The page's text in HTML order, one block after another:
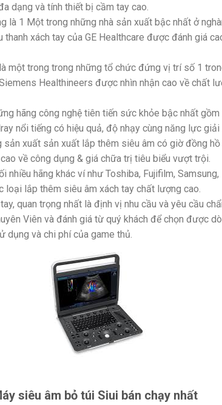
dạng và tính thiết bị cầm tay cao.
là 1 Một trong những nhà sản xuất bậc nhất ở
thanh xách tay của GE Healthcare được đánh giá
một trong trong những tổ chức đứng vị trí số 1
Healthineers được nhìn nhận cao về chất
hãng công nghệ tiên tiến sức khỏe bậc nhất
nổi tiếng có hiệu quả, độ nhạy cùng năng lực giải
sản xuất sản xuất lắp thêm siêu âm có giờ đồng hồ
về công dụng & giá chữa trị tiêu biểu vượt trội.
nhiều hãng khác ví như Toshiba, Fujifilm, Samsung,
loại lắp thêm siêu âm xách tay chất lượng cao.
quan trọng nhất là định vị nhu cầu và yêu cầu
Viên và đánh giá từ quý khách để chọn được
dụng và chi phí của game thủ.
siêu âm bỏ túi Siui bán chạy nhất